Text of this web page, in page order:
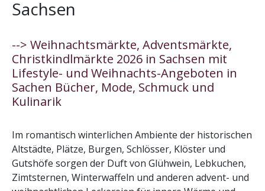
Sachsen
--> Weihnachtsmärkte, Adventsmärkte,
Christkindlmärkte 2026 in Sachsen mit
Lifestyle- und Weihnachts-Angeboten in
Sachen Bücher, Mode, Schmuck und
Kulinarik
Im romantisch winterlichen Ambiente der historischen
Altstädte, Plätze, Burgen, Schlösser, Klöster und
Gutshöfe sorgen der Duft von Glühwein, Lebkuchen,
Zimtsternen, Winterwaffeln und anderen advent- und